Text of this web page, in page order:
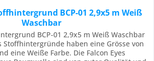
BCP-01 2,9x5 m Weiß
Waschbar
BCP-01 2,9x5 m Weiß Waschbar
Stoffhintergründe haben eine Grösse von
eine Weiße Farbe. Die Falcon Eyes